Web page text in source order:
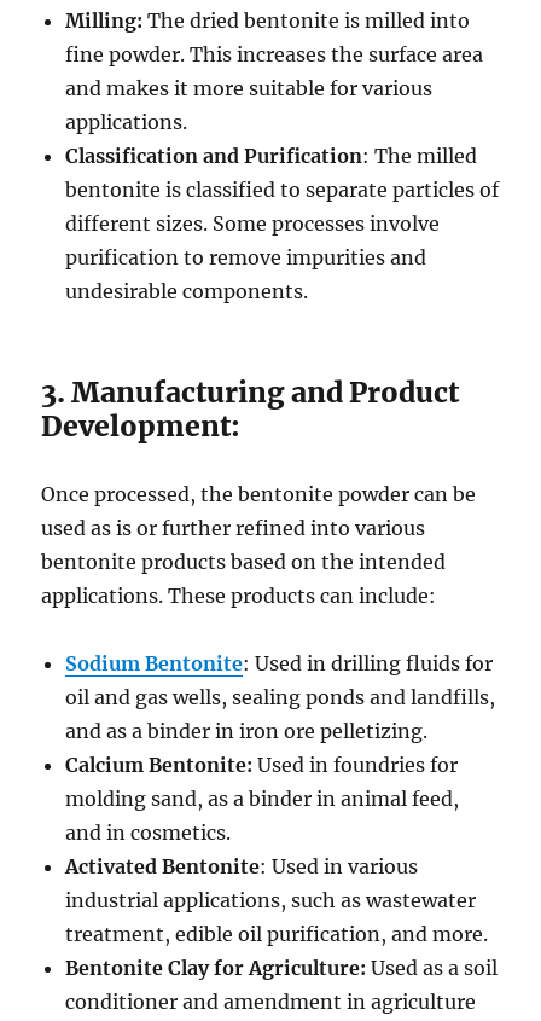
Milling: The dried bentonite is milled into
fine powder. This increases the surface area
and makes it more suitable for various
applications.
Classification and Purification: The milled
bentonite is classified to separate particles of
different sizes. Some processes involve
purification to remove impurities and
undesirable components.
3. Manufacturing and Product
Development:
Once processed, the bentonite powder can be
used as is or further refined into various
bentonite products based on the intended
applications. These products can include:
Sodium Bentonite: Used in drilling fluids for
oil and gas wells, sealing ponds and landfills,
and as a binder in iron ore pelletizing.
Calcium Bentonite: Used in foundries for
molding sand, as a binder in animal feed,
and in cosmetics.
Activated Bentonite: Used in various
industrial applications, such as wastewater
treatment, edible oil purification, and more.
Bentonite Clay for Agriculture: Used as a soil
conditioner and amendment in agriculture